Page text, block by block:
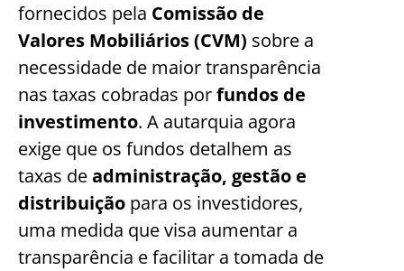
fornecidos pela Comissão de
Valores Mobiliários (CVM) sobre a
necessidade de maior transparência
nas taxas cobradas porfundos de
investimento. A autarquia agora
exige que os fundos detalhem as
taxas deadministração, gestão e
distribuição para os investidores,
uma medida que visa aumentar a
transparência e facilitar a tomada de